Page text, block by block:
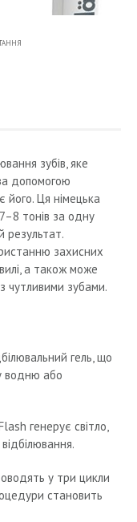
зубів, яке
допомогою
його. Ця німецька
тонів за одну
результат.
захисних
а також може
чутливими зубами.
гель, що
водню або
генерує світло,
у три цикли
становить